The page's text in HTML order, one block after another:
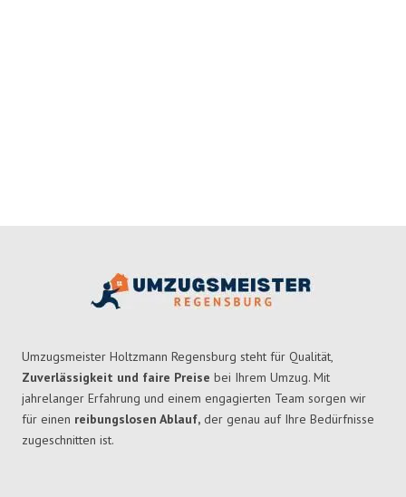
Umzugsmeister Holtzmann Regensburg steht für Qualität,
Zuverlässigkeit und faire Preise bei Ihrem Umzug. Mit
jahrelanger Erfahrung und einem engagierten Team sorgen wir
für einen reibungslosen Ablauf, der genau auf Ihre Bedürfnisse
zugeschnitten ist.